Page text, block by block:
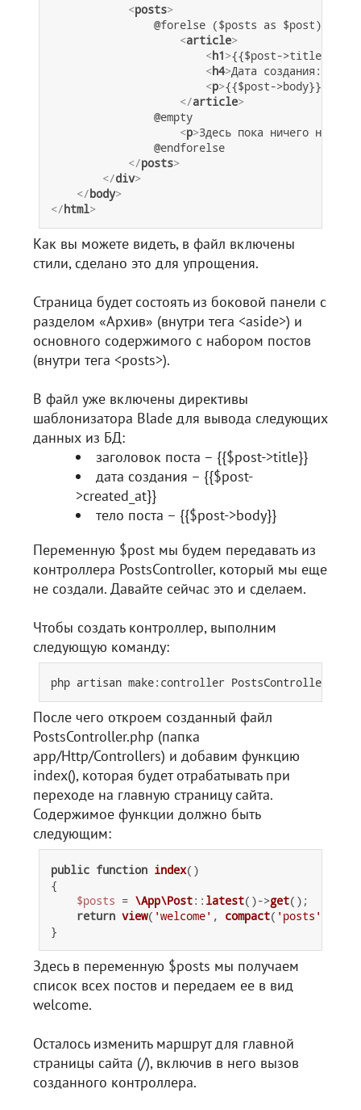
<posts>
                @forelse ($posts as $post)
<article>
<h1>{{$post->title}}
<h4>Дата создания:
<p>{{$post->body}}
</article>
                @empty
<p>Здесь пока ничего нет.
                @endforelse
</posts>
</div>
</body>
</html>
Как вы можете видеть, в файл включены
стили, сделано это для упрощения.
Страница будет состоять из боковой панели с
разделом «Архив» (внутри тега <aside>) и
основного содержимого с набором постов
(внутри тега <posts>).
В файл уже включены директивы
шаблонизатора Blade для вывода следующих
данных из БД:
заголовок поста – {{$post->title}}
дата создания – {{$post-
>created_at}}
тело поста – {{$post->body}}
Переменную $post мы будем передавать из
контроллера PostsController, который мы еще
не создали. Давайте сейчас это и сделаем.
Чтобы создать контроллер, выполним
следующую команду:
После чего откроем созданный файл
PostsController.php (папка
app/Http/Controllers) и добавим функцию
index(), которая будет отрабатывать при
переходе на главную страницу сайта.
Содержимое функции должно быть
следующим:
public function index(
{
$posts = \App\Post:: latest()->get();
return view( 'welcome' , compact( 'posts'
Здесь в переменную $posts мы получаем
список всех постов и передаем ее в вид
welcome.
Осталось изменить маршрут для главной
страницы сайта (/), включив в него вызов
созданного контроллера.